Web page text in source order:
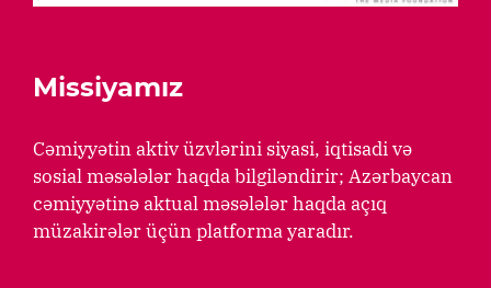
Missiyamız
Cəmiyyətin aktiv üzvlərini siyasi, iqtisadi və
sosial məsələlər haqda bilgiləndirir; Azərbaycan
cəmiyyətinə aktual məsələlər haqda açıq
müzakirələr üçün platforma yaradır.